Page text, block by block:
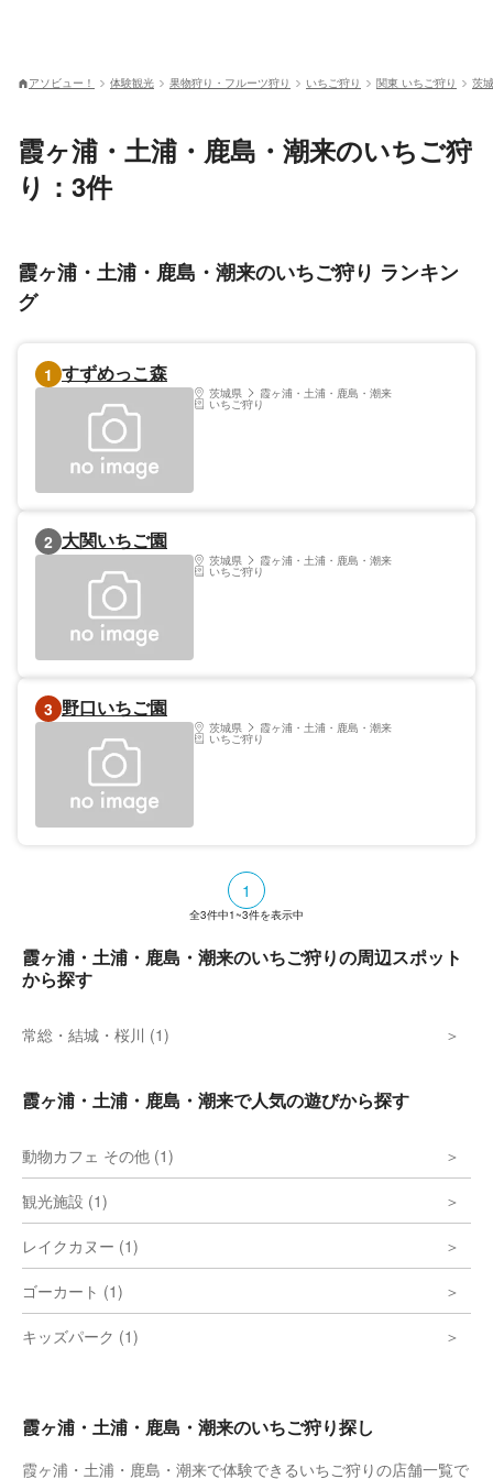
アソビュー！ 体験観光 果物狩り・フルーツ狩り いちご狩り 関東 いちご狩り 茨
霞ヶ浦・土浦・鹿島・潮来のいちご狩
り：3件
霞ヶ浦・土浦・鹿島・潮来のいちご狩り ランキン
グ
1 すずめっこ森
茨城県 霞ヶ浦・土浦・鹿島・潮来
いちご狩り
2 大関いちご園
茨城県 霞ヶ浦・土浦・鹿島・潮来
いちご狩り
3 野口いちご園
茨城県 霞ヶ浦・土浦・鹿島・潮来
いちご狩り
1
全3件中1~3件を表示中
霞ヶ浦・土浦・鹿島・潮来のいちご狩りの周辺スポット
から探す
常総・結城・桜川 (1)
霞ヶ浦・土浦・鹿島・潮来で人気の遊びから探す
動物カフェ その他 (1)
観光施設 (1)
レイクカヌー (1)
ゴーカート (1)
キッズパーク (1)
霞ヶ浦・土浦・鹿島・潮来のいちご狩り探し
霞ヶ浦・土浦・鹿島・潮来で体験できるいちご狩りの店舗一覧で